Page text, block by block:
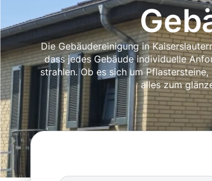
Die Gebäudereinigung in
dass jedes Gebäude individuelle
strahlen. Ob es sich um
alles zum